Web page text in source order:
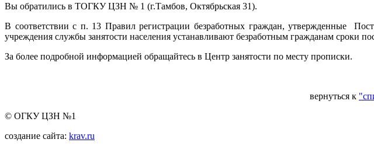
Вы обратились в ТОГКУ ЦЗН № 1 (г.Тамбов, Октябрьская 31).
В соответствии с п. 13 Правил регистрации безработных граждан, утвержденные
учреждения службы занятости населения устанавливают безработным гражданам сроки
За более подробной информацией обращайтесь в Центр занятости по месту прописки.
вернуться к
© ОГКУ ЦЗН №1
создание сайта: krav.ru